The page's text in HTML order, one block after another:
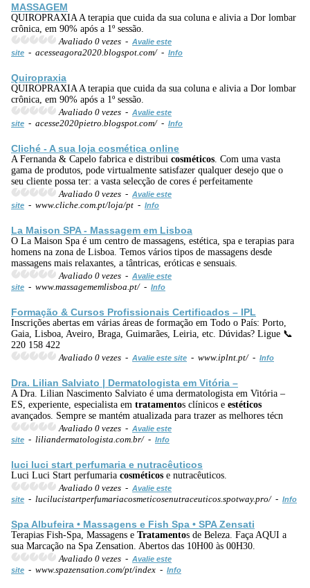
MASSAGEM
QUIROPRAXIA A terapia que cuida da sua coluna e alivia a Dor lombar
crônica, em 90% após a 1º sessão.
Avaliado 0 vezes - Avalie este
site - acesseagora2020.blogspot.com/ - Info
Quiropraxia
QUIROPRAXIA A terapia que cuida da sua coluna e alivia a Dor lombar
crônica, em 90% após a 1º sessão.
Avaliado 0 vezes - Avalie este
site - acesse2020pietro.blogspot.com/ - Info
Cliché - A sua loja cosmética online
A Fernanda & Capelo fabrica e distribui cosméticos . Com uma vasta
gama de produtos, pode virtualmente satisfazer qualquer desejo que o
seu cliente possa ter: a vasta selecção de cores é perfeitamente
Avaliado 0 vezes - Avalie este
site - www.cliche.com.pt/loja/pt - Info
La Maison SPA - Massagem em Lisboa
O La Maison Spa é um centro de massagens, estética, spa e terapias para
homens na zona de Lisboa. Temos vários tipos de massagens desde
massagens mais relaxantes, a tântricas, eróticas e sensuais.
Avaliado 0 vezes - Avalie este
site - www.massagememlisboa.pt/ - Info
Formação & Cursos Profissionais Certificados – IPL
Inscrições abertas em várias áreas de formação em Todo o País: Porto,
Gaia, Lisboa, Aveiro, Braga, Guimarães, Leiria, etc. Dúvidas? Ligue 📞
220 158 422
Avaliado 0 vezes - Avalie este site - www.iplnt.pt/ - Info
Dra. Lilian Salviato | Dermatologista em Vitória –
A Dra. Lilian Nascimento Salviato é uma dermatologista em Vitória –
ES, experiente, especialista em tratamentos clínicos e estéticos
avançados. Sempre se mantém atualizada para trazer as melhores técn
Avaliado 0 vezes - Avalie este
site - liliandermatologista.com.br/ - Info
luci luci start perfumaria e nutracêuticos
Luci Luci Start perfumaria cosméticos e nutracêuticos.
Avaliado 0 vezes - Avalie este
site - lucilucistartperfumariacosmeticosenutraceuticos.spotway.pro/ - Info
Spa Albufeira • Massagens e Fish Spa • SPA Zensati
Terapias Fish-Spa, Massagens e Tratamentos de Beleza. Faça AQUI a
sua Marcação na Spa Zensation. Abertos das 10H00 às 00H30.
Avaliado 0 vezes - Avalie este
site - www.spazensation.com/pt/index - Info